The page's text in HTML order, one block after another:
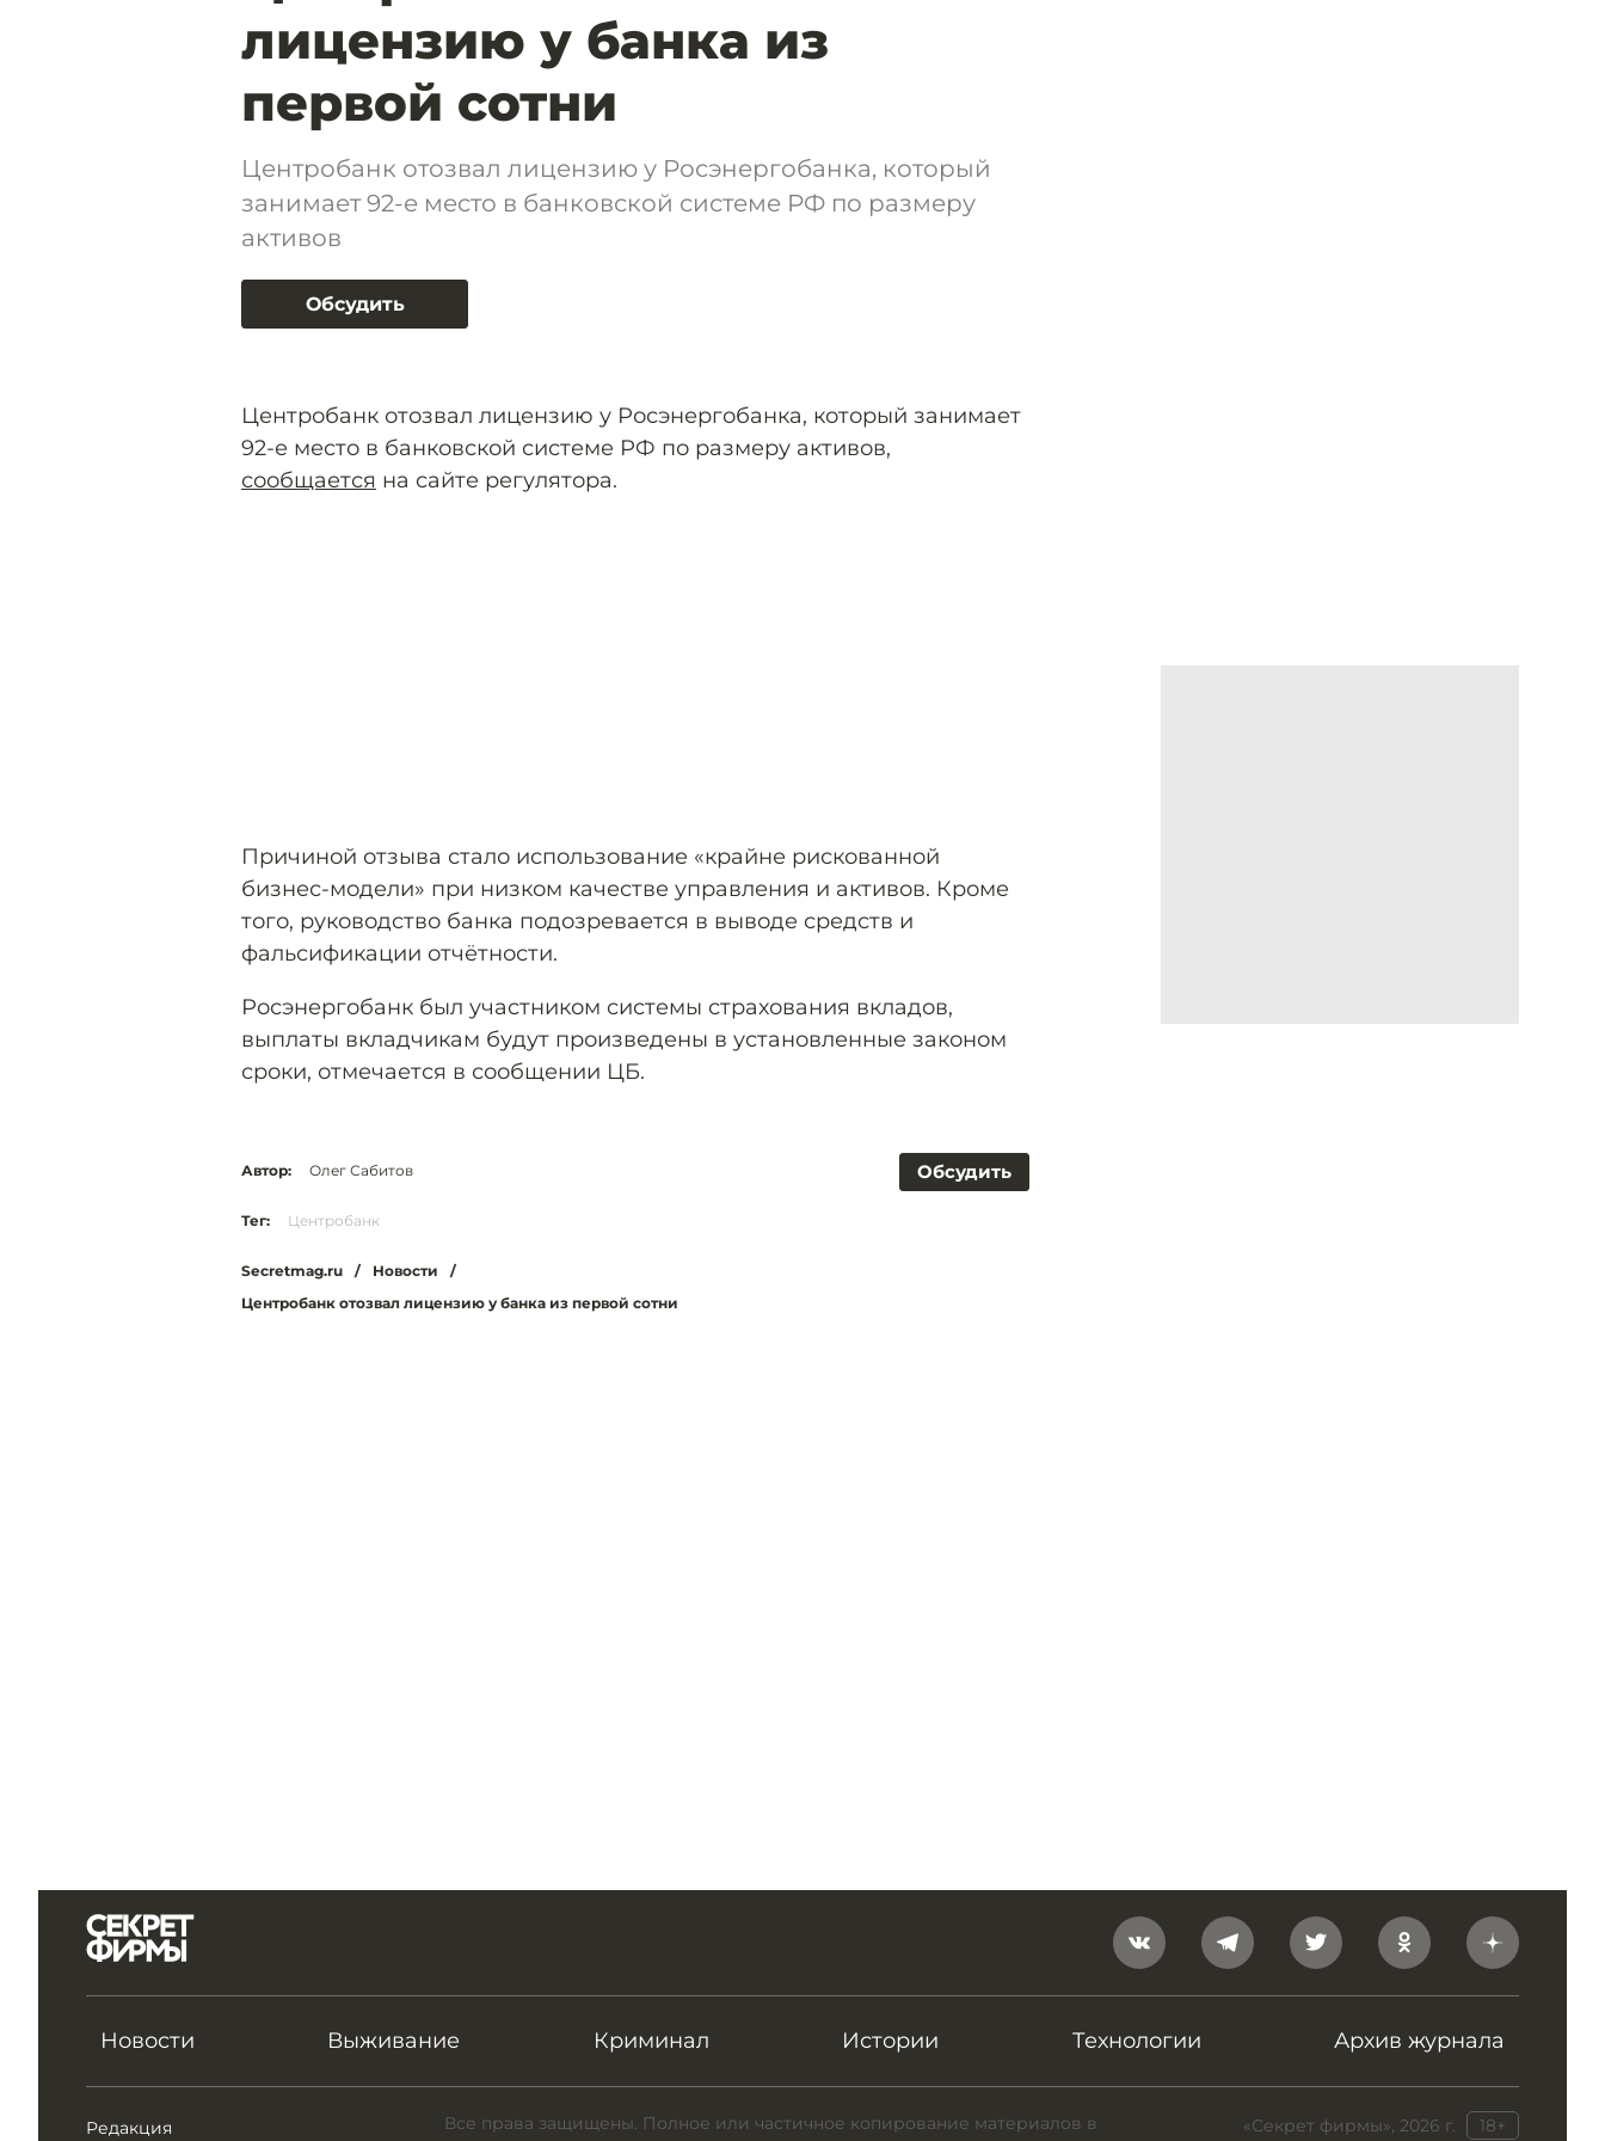
лицензию у банка из
первой сотни
Центробанк отозвал лицензию у Росэнергобанка, который
занимает 92-е место в банковской системе РФ по размеру
активов
Обсудить
Центробанк отозвал лицензию у Росэнергобанка, который занимает
92-е место в банковской системе РФ по размеру активов,
сообщается на сайте регулятора.
Причиной отзыва стало использование «крайне рискованной
бизнес-модели» при низком качестве управления и активов. Кроме
того, руководство банка подозревается в выводе средств и
фальсификации отчётности.
Росэнергобанк был участником системы страхования вкладов,
выплаты вкладчикам будут произведены в установленные законом
сроки, отмечается в сообщении ЦБ.
Обсудить
Автор: Олег Сабитов
Тег: Центробанк
Secretmag.ru / Новости
/
Центробанк отозвал лицензию у банка из первой сотни
Новости Выживание Криминал Истории Технологии Архив журнала
Редакция «Секрет фирмы», 2026 г. 18+
Все права защищены. Полное или частичное копирование материалов в